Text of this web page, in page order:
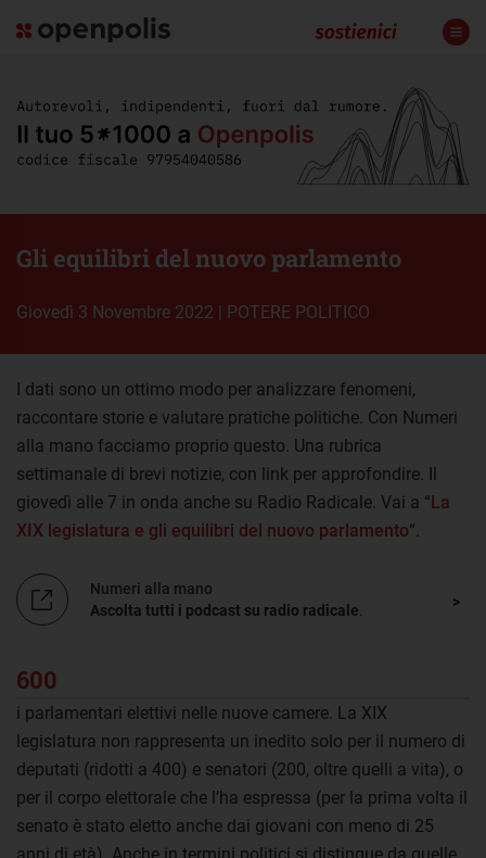
Gli equilibri del nuovo parlamento
giovedì 3 Novembre 2022 | POTERE POLITICO
I dati sono un ottimo modo per analizzare fenomeni,
raccontare storie e valutare pratiche politiche. Con Numeri
alla mano facciamo proprio questo. Una rubrica
settimanale di brevi notizie, con link per approfondire. Il
giovedì alle 7 in onda anche su Radio Radicale. Vai a “La
XIX legislatura e gli equilibri del nuovo parlamento“.
Numeri alla mano
Ascolta tutti i podcast su radio radicale
600
i parlamentari elettivi nelle nuove camere. La XIX
legislatura non rappresenta un inedito solo per il numero di
deputati (ridotti a 400) e senatori (200, oltre quelli a vita), o
per il corpo elettorale che l’ha espressa (per la prima volta il
senato è stato eletto anche dai giovani con meno di 25
anni di età). Anche in termini politici si distingue da quelle